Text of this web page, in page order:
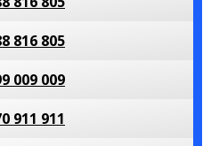
816 805
009 009
911 911